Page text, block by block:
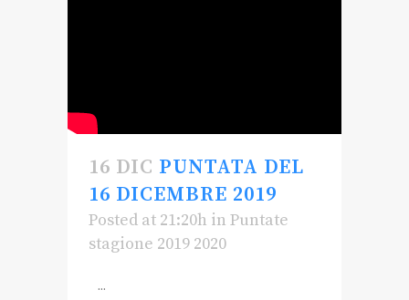
16 DIC PUNTATA DEL
16 DICEMBRE 2019
Posted at 21:20h in Puntate
stagione 2019 2020
...